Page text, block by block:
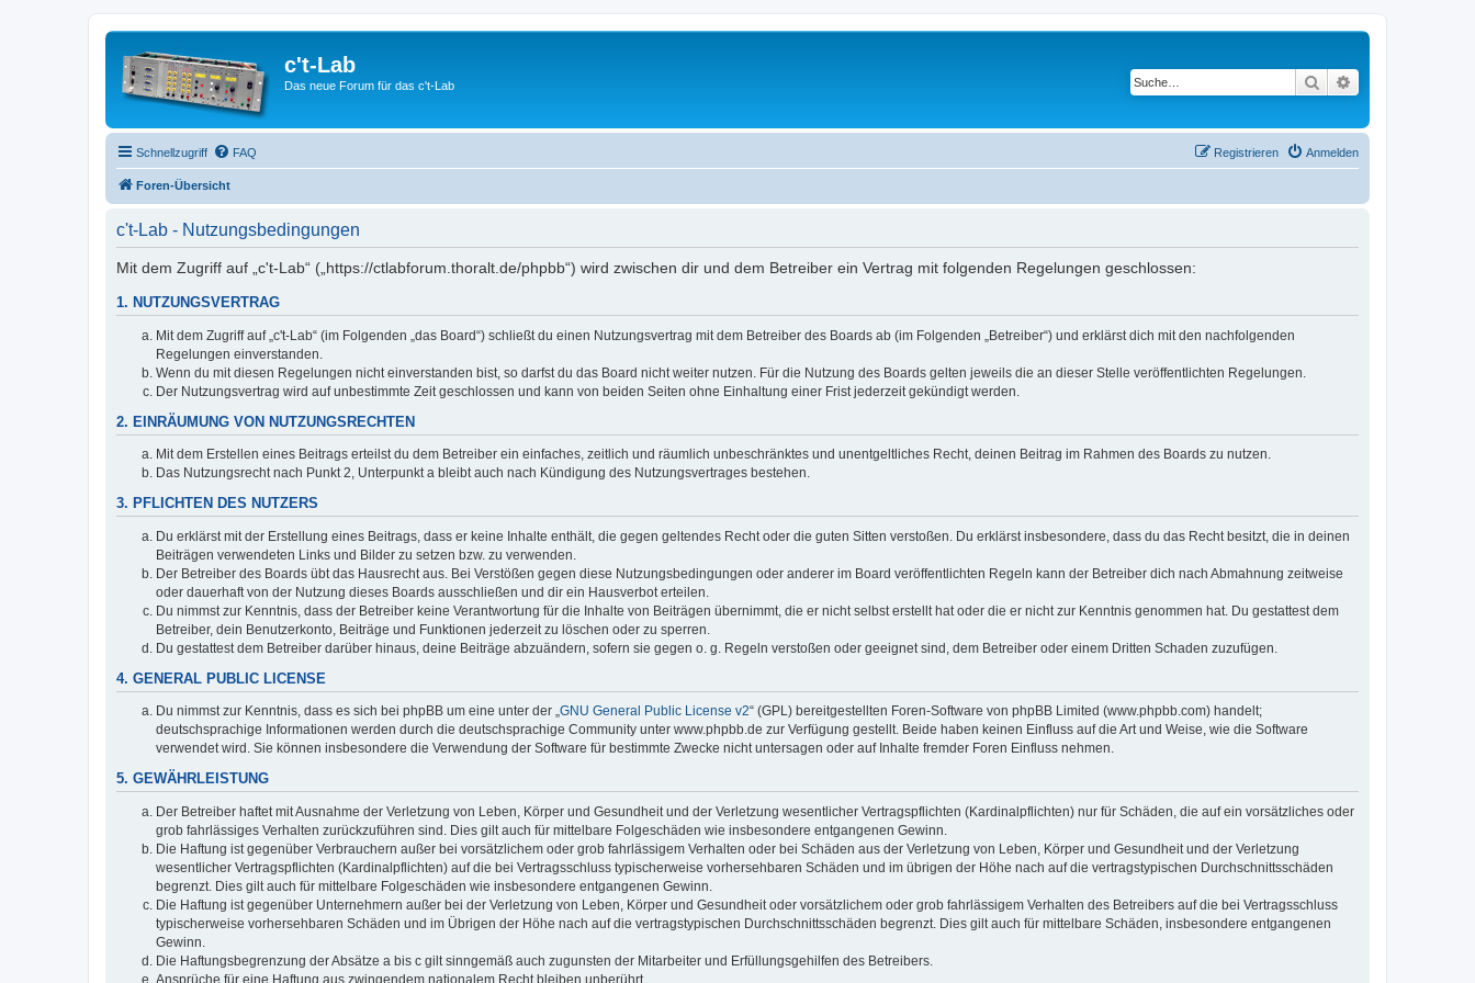
c't-Lab
Das neue Forum für das c't-Lab Suche
Schnellzugriff FAQ Anmelden
Registrieren
Foren-Übersicht
c't-Lab - Nutzungsbedingungen
Mit dem Zugriff auf „c't-Lab“ („https://ctlabforum.thoralt.de/phpbb“) wird zwischen dir und dem Betreiber ein Vertrag mit folgenden Regelungen geschlossen:
1. NUTZUNGSVERTRAG
Mit dem Zugriff auf „c't-Lab“ (im Folgenden „das Board“) schließt du einen Nutzungsvertrag mit dem Betreiber des Boards ab (im Folgenden „Betreiber“) und erklärst dich mit den nachfolgenden
Regelungen einverstanden.
Wenn du mit diesen Regelungen nicht einverstanden bist, so darfst du das Board nicht weiter nutzen. Für die Nutzung des Boards gelten jeweils die an dieser Stelle veröffentlichten Regelungen.
Der Nutzungsvertrag wird auf unbestimmte Zeit geschlossen und kann von beiden Seiten ohne Einhaltung einer Frist jederzeit gekündigt werden.
2. EINRÄUMUNG VON NUTZUNGSRECHTEN
Mit dem Erstellen eines Beitrags erteilst du dem Betreiber ein einfaches, zeitlich und räumlich unbeschränktes und unentgeltliches Recht, deinen Beitrag im Rahmen des Boards zu nutzen.
Das Nutzungsrecht nach Punkt 2, Unterpunkt a bleibt auch nach Kündigung des Nutzungsvertrages bestehen.
3. PFLICHTEN DES NUTZERS
Du erklärst mit der Erstellung eines Beitrags, dass er keine Inhalte enthält, die gegen geltendes Recht oder die guten Sitten verstoßen. Du erklärst insbesondere, dass du das Recht besitzt, die in deinen
Beiträgen verwendeten Links und Bilder zu setzen bzw. zu verwenden.
Der Betreiber des Boards übt das Hausrecht aus. Bei Verstößen gegen diese Nutzungsbedingungen oder anderer im Board veröffentlichten Regeln kann der Betreiber dich nach Abmahnung zeitweise
oder dauerhaft von der Nutzung dieses Boards ausschließen und dir ein Hausverbot erteilen.
Du nimmst zur Kenntnis, dass der Betreiber keine Verantwortung für die Inhalte von Beiträgen übernimmt, die er nicht selbst erstellt hat oder die er nicht zur Kenntnis genommen hat. Du gestattest dem
Betreiber, dein Benutzerkonto, Beiträge und Funktionen jederzeit zu löschen oder zu sperren.
Du gestattest dem Betreiber darüber hinaus, deine Beiträge abzuändern, sofern sie gegen o. g. Regeln verstoßen oder geeignet sind, dem Betreiber oder einem Dritten Schaden zuzufügen.
4. GENERAL PUBLIC LICENSE
Du nimmst zur Kenntnis, dass es sich bei phpBB um eine unter der „GNU General Public License v2“ (GPL) bereitgestellten Foren-Software von phpBB Limited (www.phpbb.com) handelt;
deutschsprachige Informationen werden durch die deutschsprachige Community unter www.phpbb.de zur Verfügung gestellt. Beide haben keinen Einfluss auf die Art und Weise, wie die Software
verwendet wird. Sie können insbesondere die Verwendung der Software für bestimmte Zwecke nicht untersagen oder auf Inhalte fremder Foren Einfluss nehmen.
5. GEWÄHRLEISTUNG
Der Betreiber haftet mit Ausnahme der Verletzung von Leben, Körper und Gesundheit und der Verletzung wesentlicher Vertragspflichten (Kardinalpflichten) nur für Schäden, die auf ein vorsätzliches oder
grob fahrlässiges Verhalten zurückzuführen sind. Dies gilt auch für mittelbare Folgeschäden wie insbesondere entgangenen Gewinn.
Die Haftung ist gegenüber Verbrauchern außer bei vorsätzlichem oder grob fahrlässigem Verhalten oder bei Schäden aus der Verletzung von Leben, Körper und Gesundheit und der Verletzung
wesentlicher Vertragspflichten (Kardinalpflichten) auf die bei Vertragsschluss typischerweise vorhersehbaren Schäden und im übrigen der Höhe nach auf die vertragstypischen Durchschnittsschäden
begrenzt. Dies gilt auch für mittelbare Folgeschäden wie insbesondere entgangenen Gewinn.
Die Haftung ist gegenüber Unternehmern außer bei der Verletzung von Leben, Körper und Gesundheit oder vorsätzlichem oder grob fahrlässigem Verhalten des Betreibers auf die bei Vertragsschluss
typischerweise vorhersehbaren Schäden und im Übrigen der Höhe nach auf die vertragstypischen Durchschnittsschäden begrenzt. Dies gilt auch für mittelbare Schäden, insbesondere entgangenen
Gewinn.
Die Haftungsbegrenzung der Absätze a bis c gilt sinngemäß auch zugunsten der Mitarbeiter und Erfüllungsgehilfen des Betreibers.
Ansprüche für eine Haftung aus zwingendem nationalem Recht bleiben unberührt.